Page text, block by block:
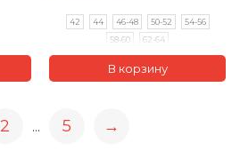
42 44 46-48 50-52
54-56
58-60
62-64
2 ... 5 →